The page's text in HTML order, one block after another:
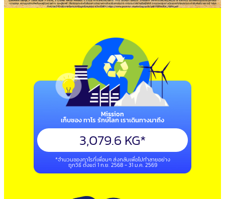
Mission
เก็บซอง ทาโร รักษ์โลก เราเดินทางมาถึง
3,079.6 KG*
*จำนวนซองทาโรที่เพื่อนๆ ส่งกลับเพื่อไปทำลายอย่าง
ถูกวิธี ตั้งแต่ 1 ก.ย. 2568 - 31 ม.ค. 2569